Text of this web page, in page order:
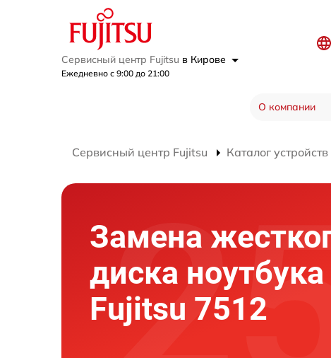
Сервисный центр Fujitsu в Кирове
Ежедневно с 9:00 до 21:00
О компании
Сервисный центр Fujitsu Каталог устройств
Замена
диска ноутбука
Fujitsu 7512